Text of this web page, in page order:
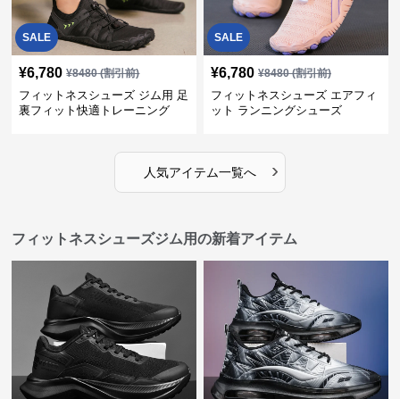
SALE
¥6,780 ¥8480(割引前)
フィットネスシューズ ジム用 足
裏フィット快適トレーニング
SALE
¥6,780 ¥8480(割引前)
フィットネスシューズ エアフィ
ット ランニングシューズ
人気アイテム一覧へ ›
フィットネスシューズジム用の新着アイテム